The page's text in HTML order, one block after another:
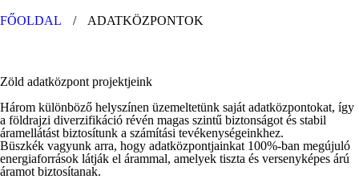
FŐOLDAL / ADATKÖZPONTOK
Zöld adatközpont projektjeink
Három különböző helyszínen üzemeltetünk saját adatközpontokat, így
a földrajzi diverzifikáció révén magas szintű biztonságot és stabil
áramellátást biztosítunk a számítási tevékenységeinkhez.
Büszkék vagyunk arra, hogy adatközpontjainkat 100%-ban megújuló
energiaforrások látják el árammal, amelyek tiszta és versenyképes árú
áramot biztosítanak.